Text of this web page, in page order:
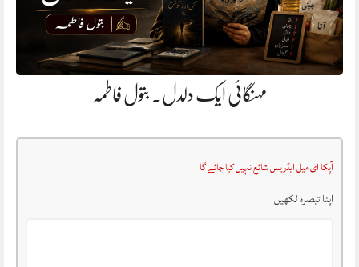
مہنگائی ایک دلدل. بتول فاطمہ
آپکا ای میل ایڈریس شائع نہیں کیا جائے گا
اپنا تبصرہ لکھیں